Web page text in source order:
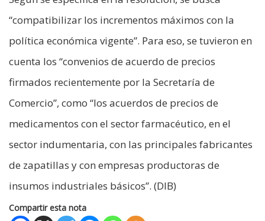
“compatibilizar los incrementos máximos con la
política económica vigente”. Para eso, se tuvieron en
cuenta los “convenios de acuerdo de precios
firmados recientemente por la Secretaría de
Comercio”, como “los acuerdos de precios de
medicamentos con el sector farmacéutico, en el
sector indumentaria, con las principales fabricantes
de zapatillas y con empresas productoras de
insumos industriales básicos”. (DIB)
Compartir esta nota